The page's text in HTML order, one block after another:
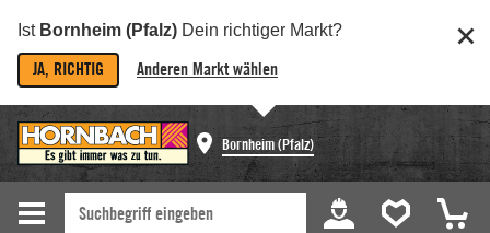
Ist Bornheim (Pfalz) Dein richtiger Markt?
JA, RICHTIG Anderen Markt wählen
Bornheim (Pfalz)